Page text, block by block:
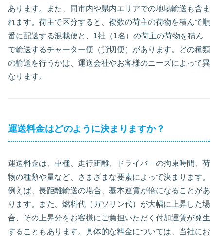
あります。また、同市内や県内エリアでの地場輸送も含ま
れます。荷主で区分すると、複数の荷主の荷物を積んで順
番に配送する混載便と、1社（1名）の荷主の荷物を積ん
で輸送するチャーター便（貸切便）があります。どの種類
の輸送を行うかは、運送会社やお客様のニーズによって異
なります。
運送料金はどのように決まりますか？
運送料金は、車種、走行距離、ドライバーの拘束時間、荷
物の種類や量など、さまざまな要素によって決まります。
例えば、長距離輸送の場合、基本運賃が倍になることがあ
ります。また、燃料代（ガソリン代）が大幅に上昇した場
合、その上昇分をお客様にご負担いただく付加運賃が発生
することもあります。具体的な料金については、当社にお